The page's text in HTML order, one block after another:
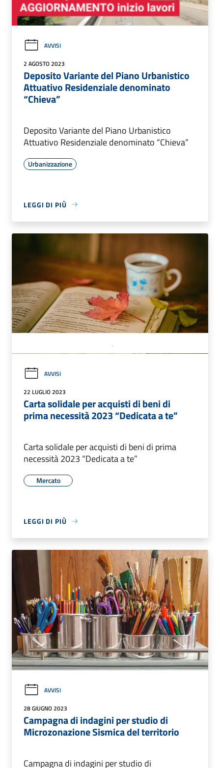
AVVISI
2 AGOSTO 2023
Deposito Variante del Piano Urbanistico
Attuativo Residenziale denominato
“Chieva”
Deposito Variante del Piano Urbanistico
Attuativo Residenziale denominato “Chieva”
Urbanizzazione
LEGGI DI PIÙ
AVVISI
22 LUGLIO 2023
Carta solidale per acquisti di beni di
prima necessità 2023 “Dedicata a te”
Carta solidale per acquisti di beni di prima
necessità 2023 “Dedicata a te”
Mercato
LEGGI DI PIÙ
AVVISI
28 GIUGNO 2023
Campagna di indagini per studio di
Microzonazione Sismica del territorio
Campagna di indagini per studio di